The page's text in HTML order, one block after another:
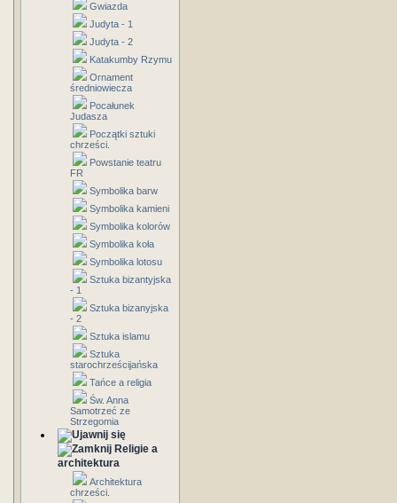
Gwiazda
Judyta - 1
Judyta - 2
Katakumby Rzymu
Ornament
średniowiecza
Pocałunek
Judasza
Początki sztuki
chrześci.
Powstanie teatru
FR
Symbolika barw
Symbolika kamieni
Symbolika kolorów
Symbolika koła
Symbolika lotosu
Sztuka bizantyjska
- 1
Sztuka bizanyjska
- 2
Sztuka islamu
Sztuka
starochrześcijańska
Tańce a religia
Św. Anna
Samotrzeć ze
Strzegomia
Religie a
architektura
Architektura
chrześci.